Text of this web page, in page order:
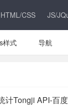
HTML/CSS JS/
样式 导航
计Tongji API-百